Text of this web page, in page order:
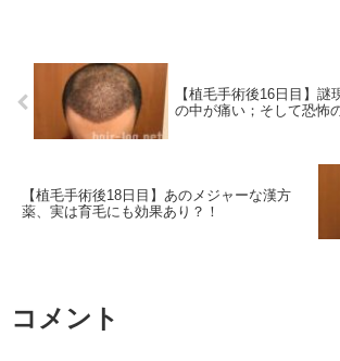
【植毛手術後16日目】
の中が痛い；そして恐怖
【植毛手術後18日目】あのメジャーな漢方
薬、実は育毛にも効果あり？！
コメント